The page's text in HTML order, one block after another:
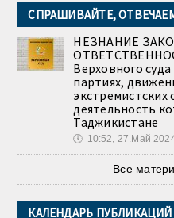
СПРАШИВАЙТЕ,
НЕЗНАНИЕ
Верховного
партиях,
экстремистских
деятельность
Таджикистане
🕔 10:52, 27.Май
Все
КАЛЕНДАРЬ ПУБЛИКАЦИЙ